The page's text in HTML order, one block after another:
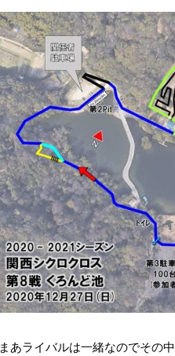
まあライバルは一緒なのでその